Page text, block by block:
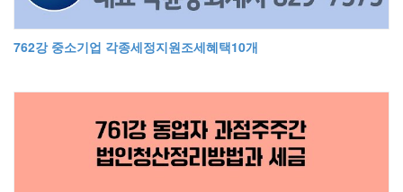
762강 중소기업 각종세정지원조세혜택10개